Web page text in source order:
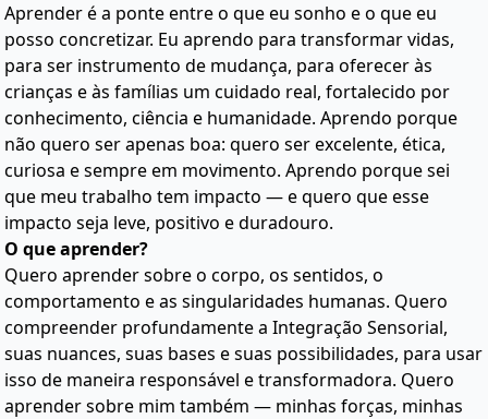
Aprender é a ponte entre o que eu sonho e o que eu
posso concretizar. Eu aprendo para transformar vidas,
para ser instrumento de mudança, para oferecer às
crianças e às famílias um cuidado real, fortalecido por
conhecimento, ciência e humanidade. Aprendo porque
não quero ser apenas boa: quero ser excelente, ética,
curiosa e sempre em movimento. Aprendo porque sei
que meu trabalho tem impacto — e quero que esse
impacto seja leve, positivo e duradouro.
O que aprender?
Quero aprender sobre o corpo, os sentidos, o
comportamento e as singularidades humanas. Quero
compreender profundamente a Integração Sensorial,
suas nuances, suas bases e suas possibilidades, para usar
isso de maneira responsável e transformadora. Quero
aprender sobre mim também — minhas forças, minhas